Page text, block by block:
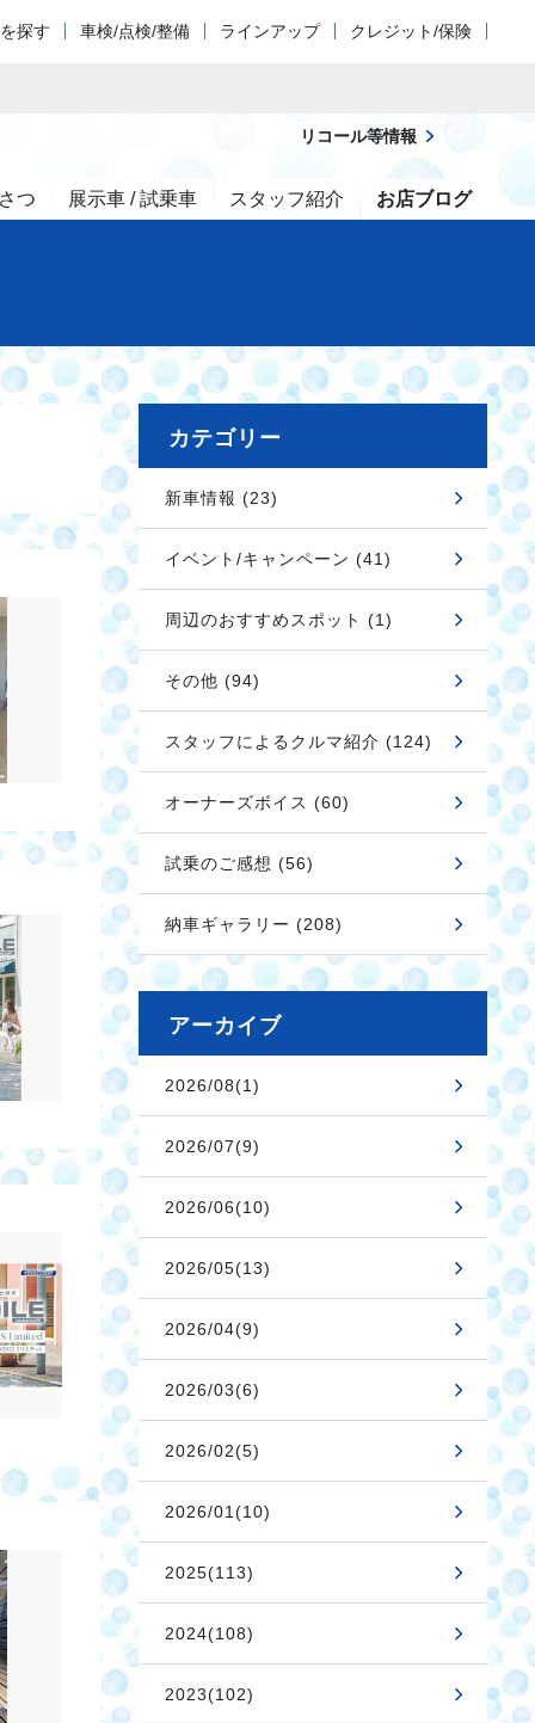
探す 車検/点検/整備 ラインアップ クレジット/保険
つ 展示車 / 試乗車 スタッフ紹介 お店ブログ
リコール等情報
カテゴリー
新車情報 (23)
イベント/キャンペーン (41)
周辺のおすすめスポット (1)
その他 (94)
スタッフによるクルマ紹介 (124)
オーナーズボイス (60)
試乗のご感想 (56)
納車ギャラリー (208)
アーカイブ
2026/08(1)
2026/07(9)
2026/06(10)
2026/05(13)
2026/04(9)
2026/03(6)
2026/02(5)
2026/01(10)
2025(113)
2024(108)
2023(102)